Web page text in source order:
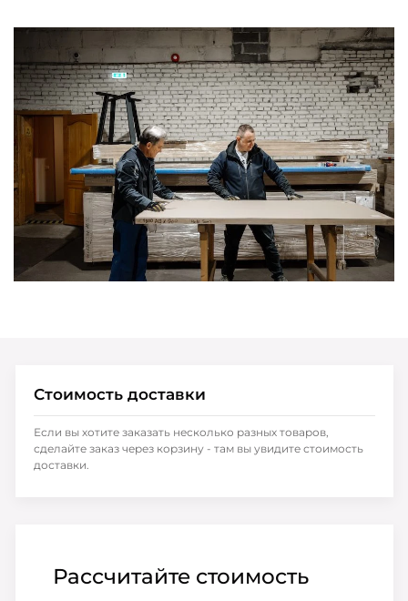
Рассчитайте стоимость
Стоимость доставки
Если вы хотите заказать несколько разных товаров,
сделайте заказ через корзину - там вы увидите стоимость
доставки.